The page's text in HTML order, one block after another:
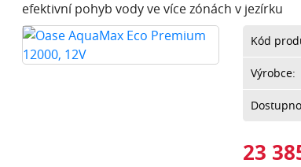
efektivní pohyb vody ve více zónách v jezírku
Kód
Výrobce:
23